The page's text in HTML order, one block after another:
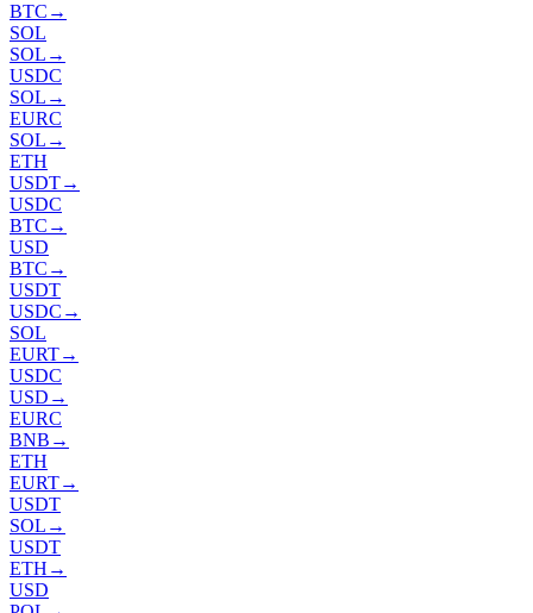
BTC →
SOL
SOL →
USDC
SOL →
EURC
SOL →
ETH
USDT→
USDC
BTC →
USD
BTC →
USDT
USDC →
SOL
EURT→
USDC
USD →
EURC
BNB →
ETH
EURT→
USDT
SOL →
USDT
ETH →
USD